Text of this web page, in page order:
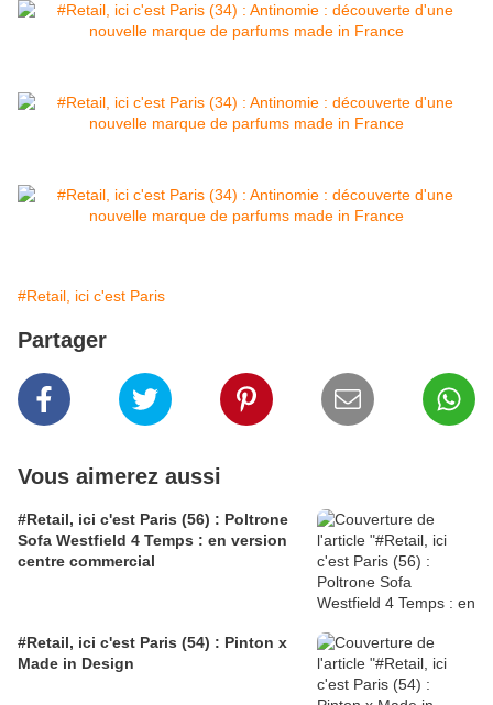
#Retail, ici c'est Paris
Partager
Vous aimerez aussi
#Retail, ici c'est Paris (56) : Poltrone
Sofa Westfield 4 Temps : en version
centre commercial
#Retail, ici c'est Paris (54) : Pinton x
Made in Design